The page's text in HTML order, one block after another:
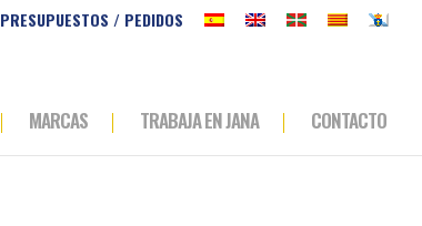
PRESUPUESTOS / PEDIDOS
MARCAS TRABAJA EN JANA CONTACTO